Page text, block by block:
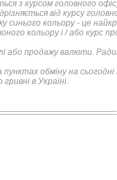
з курсом головного
від курсу
синього кольору - це
кольору і / або курс
або продажу валюти.
обміну на
в Україні.